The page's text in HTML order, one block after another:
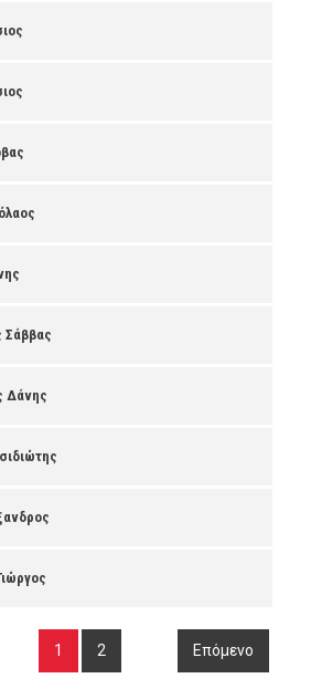
Σάββας
Δάνης
1 2 Επόμενο